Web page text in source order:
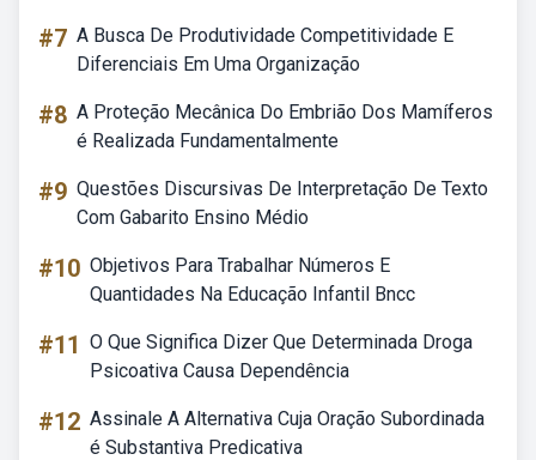
#7 A Busca De Produtividade Competitividade E
Diferenciais Em Uma Organização
#8 A Proteção Mecânica Do Embrião Dos Mamíferos
é Realizada Fundamentalmente
#9 Questões Discursivas De Interpretação De Texto
Com Gabarito Ensino Médio
#10 Objetivos Para Trabalhar Números E
Quantidades Na Educação Infantil Bncc
#11 O Que Significa Dizer Que Determinada Droga
Psicoativa Causa Dependência
#12 Assinale A Alternativa Cuja Oração Subordinada
é Substantiva Predicativa